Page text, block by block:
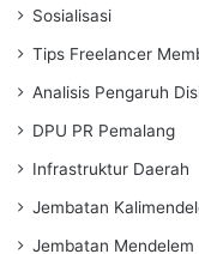
Sosialisasi
Tips Freelancer
Analisis Pengaruh
DPU PR Pemalang
Infrastruktur Daerah
Jembatan
Jembatan Mendelem